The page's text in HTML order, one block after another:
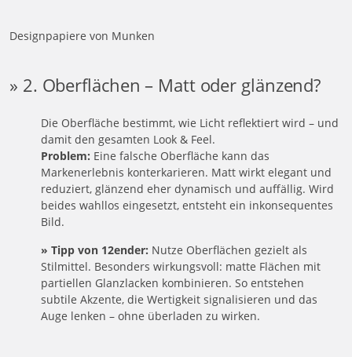
Designpapiere von Munken
» 2. Oberflächen – Matt oder glänzend?
Die Oberfläche bestimmt, wie Licht reflektiert wird – und
damit den gesamten Look & Feel.
Problem: Eine falsche Oberfläche kann das
Markenerlebnis konterkarieren. Matt wirkt elegant und
reduziert, glänzend eher dynamisch und auffällig. Wird
beides wahllos eingesetzt, entsteht ein inkonsequentes
Bild.
» Tipp von 12ender: Nutze Oberflächen gezielt als
Stilmittel. Besonders wirkungsvoll: matte Flächen mit
partiellen Glanzlacken kombinieren. So entstehen
subtile Akzente, die Wertigkeit signalisieren und das
Auge lenken – ohne überladen zu wirken.